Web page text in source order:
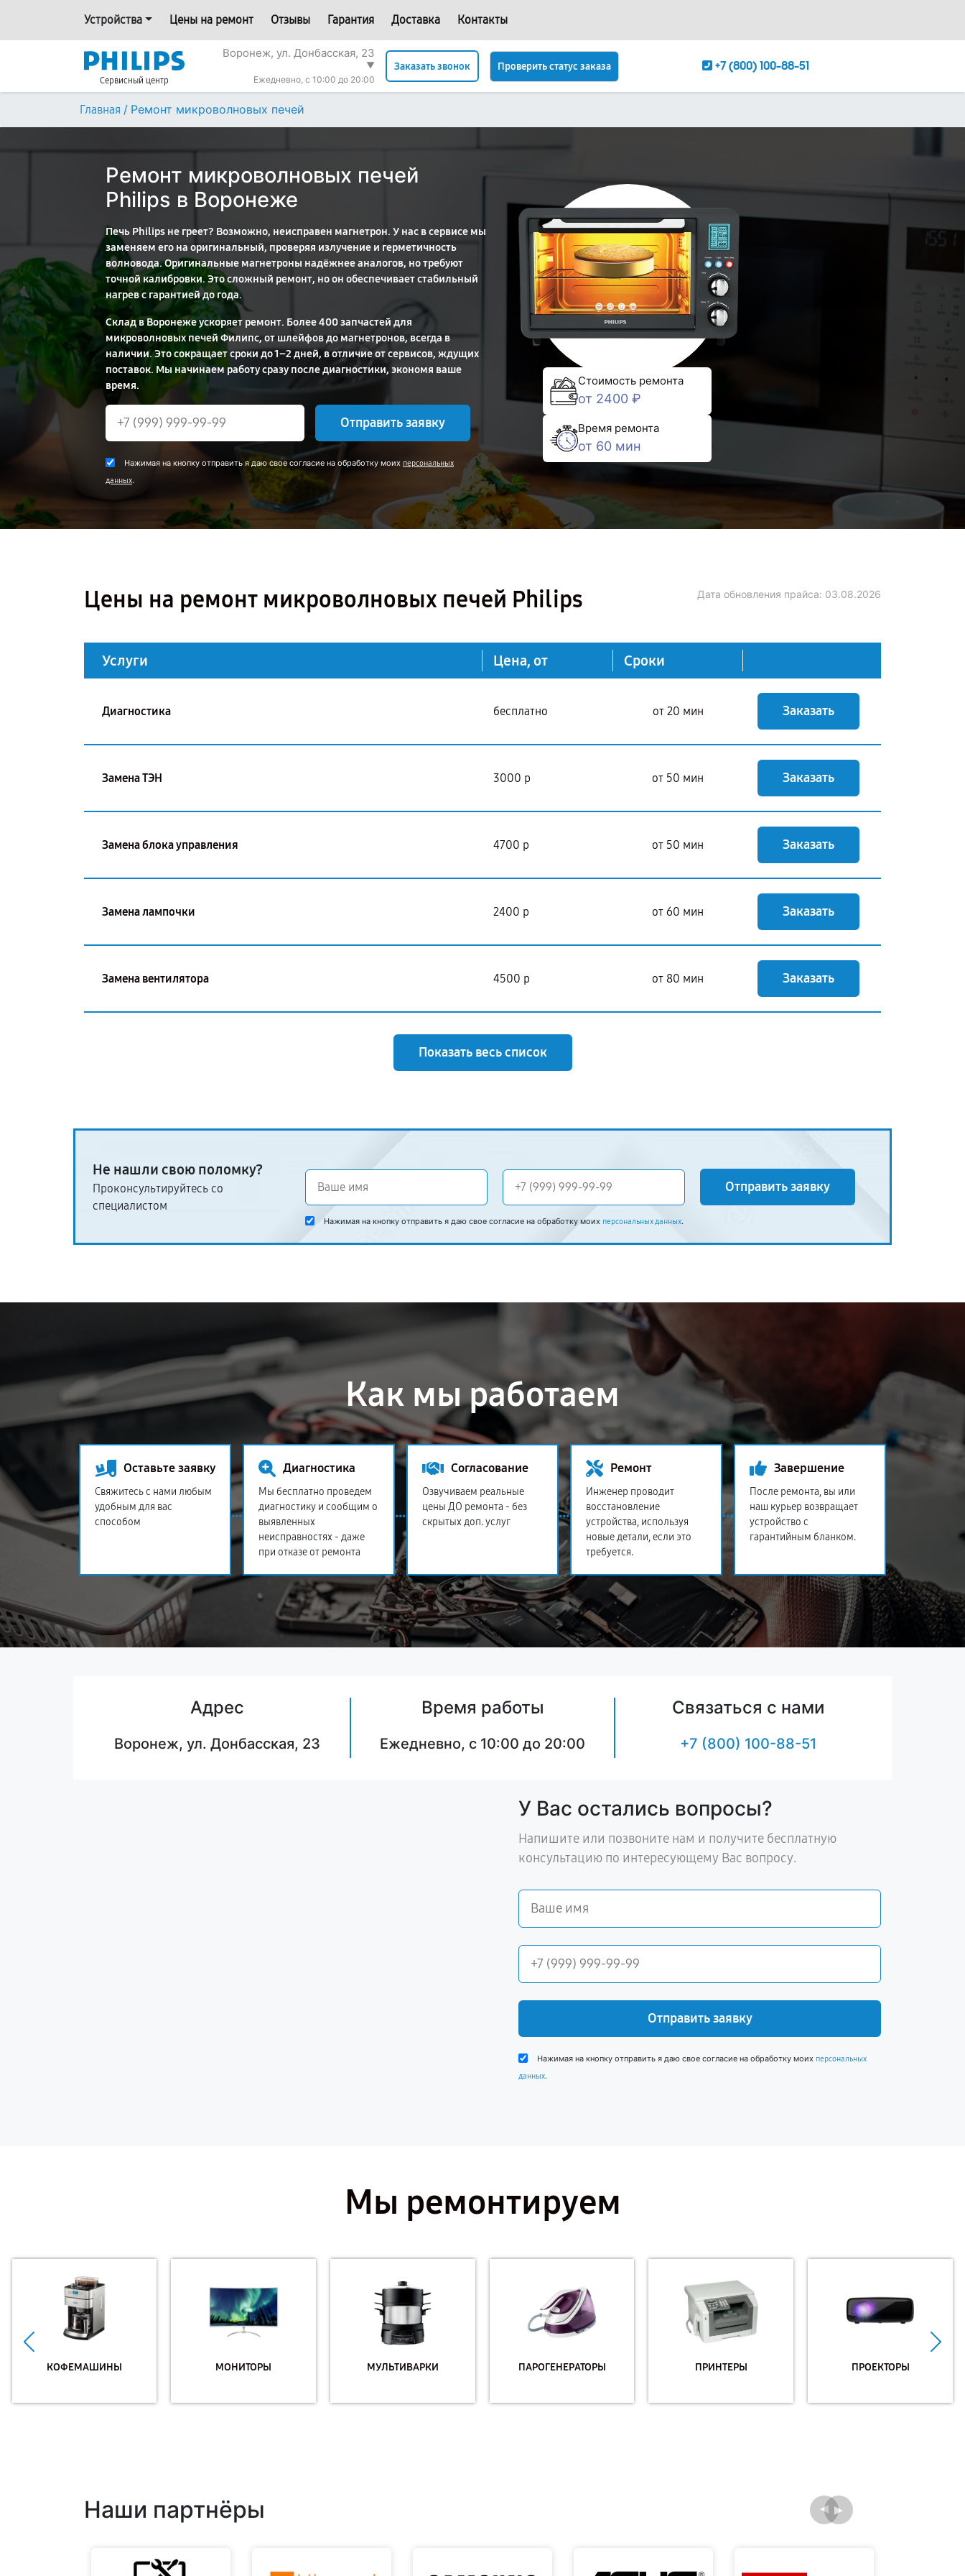
Устройства Цены на ремонт Отзывы Гарантия Доставка Контакты
Сервисный центр
Воронеж, ул. Донбасская, 23
▼
Ежедневно, с 10:00 до 20:00
Заказать звонок Проверить статус заказа +7 (800) 100-88-51
Главная / Ремонт микроволновых печей
Ремонт микроволновых печей
Philips в Воронеже
Печь Philips не греет? Возможно, неисправен магнетрон. У нас в сервисе мы
заменяем его на оригинальный, проверяя излучение и герметичность
волновода. Оригинальные магнетроны надёжнее аналогов, но требуют
точной калибровки. Это сложный ремонт, но он обеспечивает стабильный
нагрев с гарантией до года.
Склад в Воронеже ускоряет ремонт. Более 400 запчастей для
микроволновых печей Филипс, от шлейфов до магнетронов, всегда в
наличии. Это сокращает сроки до 1–2 дней, в отличие от сервисов, ждущих
поставок. Мы начинаем работу сразу после диагностики, экономя ваше
время.
Отправить заявку
Нажимая на кнопку отправить я даю свое согласие на обработку моих персональных
данных.
Стоимость ремонта
от 2400 ₽
Время ремонта
от 60 мин
Цены на ремонт микроволновых печей Philips Дата обновления прайса: 03.08.2026
Услуги Цена, от Сроки
Диагностика бесплатно от 20 мин Заказать
Замена ТЭН 3000 р от 50 мин Заказать
Замена блока управления 4700 р от 50 мин Заказать
Замена лампочки 2400 р от 60 мин Заказать
Замена вентилятора 4500 р от 80 мин Заказать
Показать весь список
Не нашли свою поломку?
Проконсультируйтесь со
специалистом
Отправить заявку
Нажимая на кнопку отправить я даю свое согласие на обработку моих персональных данных.
Как мы работаем
Оставьте заявку
Свяжитесь с нами любым
удобным для вас
способом
Диагностика
Мы бесплатно проведем
диагностику и сообщим о
выявленных
неисправностях - даже
при отказе от ремонта
Согласование
Озвучиваем реальные
цены ДО ремонта - без
скрытых доп. услуг
Ремонт
Инженер проводит
восстановление
устройства, используя
новые детали, если это
требуется.
Завершение
После ремонта, вы или
наш курьер возвращает
устройство с
гарантийным бланком.
Адрес
Воронеж, ул. Донбасская, 23
Время работы
Ежедневно, с 10:00 до 20:00
Связаться с нами
+7 (800) 100-88-51
У Вас остались вопросы?
Напишите или позвоните нам и получите бесплатную
консультацию по интересующему Вас вопросу.
Отправить заявку
Нажимая на кнопку отправить я даю свое согласие на обработку моих персональных
данных.
Мы ремонтируем
КОФЕМАШИНЫ МОНИТОРЫ МУЛЬТИВАРКИ ПАРОГЕНЕРАТОРЫ ПРИНТЕРЫ ПРОЕКТОРЫ
Наши партнёры